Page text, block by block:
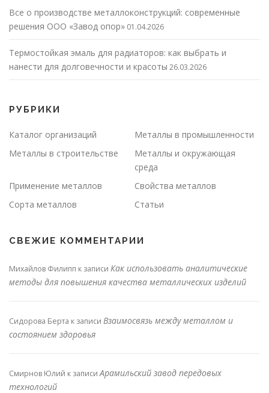
Все о производстве металлоконструкций: современные
решения ООО «Завод опор» 01.04.2026
Термостойкая эмаль для радиаторов: как выбрать и
нанести для долговечности и красоты 26.03.2026
РУБРИКИ
Каталог организаций
Металлы в промышленности
Металлы в строительстве
Металлы и окружающая
среда
Применение металлов
Свойства металлов
Сорта металлов
Статьи
СВЕЖИЕ КОММЕНТАРИИ
Михайлов Филипп к записи Как использовать аналитические
методы для повышения качества металлических изделий
Сидорова Берта к записи Взаимосвязь между металлом и
состоянием здоровья
Смирнов Юлий к записиАрамильский завод передовых
технологий